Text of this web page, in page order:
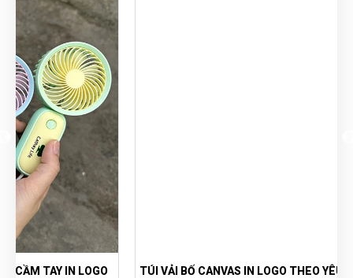
TÚI VẢI BỐ CANVAS IN LOGO THEO YÊU CẦU GIÁ RẺ -